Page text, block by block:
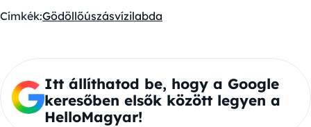
Címkék:Gödöllőúszásvízilabda
Itt állíthatod be, hogy a Google
keresőben elsők között legyen a
HelloMagyar!